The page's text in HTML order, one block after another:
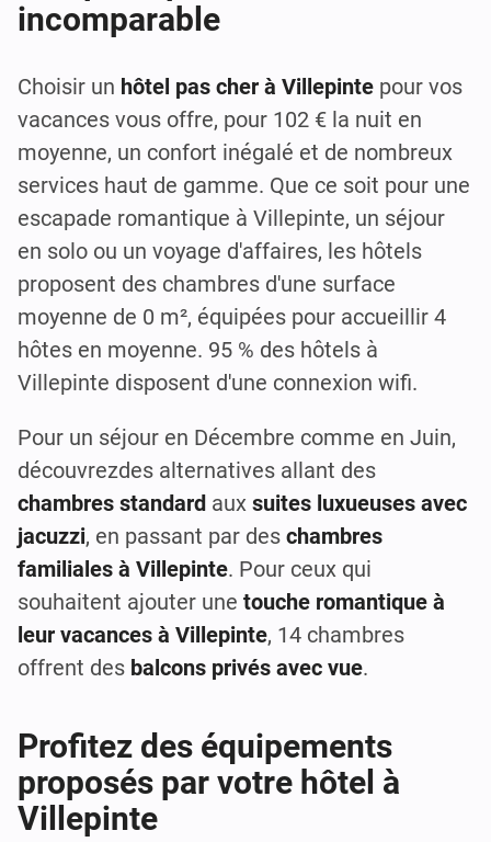
incomparable
Choisir un hôtel pas cher à Villepinte pour vos
vacances vous offre, pour 102 € la nuit en
moyenne, un confort inégalé et de nombreux
services haut de gamme. Que ce soit pour une
escapade romantique à Villepinte, un séjour
en solo ou un voyage d'affaires, les hôtels
proposent des chambres d'une surface
moyenne de 0 m², équipées pour accueillir 4
hôtes en moyenne. 95 % des hôtels à
Villepinte disposent d'une connexion wifi.
Pour un séjour en Décembre comme en Juin,
découvrezdes alternatives allant des
chambres standard aux suites luxueuses avec
jacuzzi, en passant par des chambres
familiales à Villepinte. Pour ceux qui
souhaitent ajouter une touche romantique à
leur vacances à Villepinte, 14 chambres
offrent des balcons privés avec vue.
Profitez des équipements
proposés par votre hôtel à
Villepinte